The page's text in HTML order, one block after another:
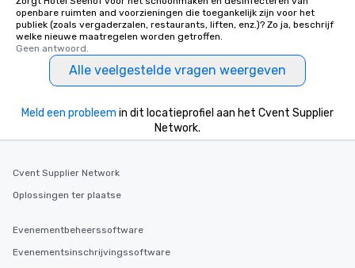
openbare ruimten and voorzieningen die toegankelijk zijn voor het
publiek (zoals vergaderzalen, restaurants, liften, enz.)? Zo ja, beschrijf
welke nieuwe maatregelen worden getroffen.
Geen antwoord.
Alle veelgestelde vragen weergeven
Meld een probleem in dit locatieprofiel aan het Cvent Supplier
Network.
Cvent Supplier Network
Oplossingen ter plaatse
Evenementbeheerssoftware
Evenementsinschrijvingssoftware